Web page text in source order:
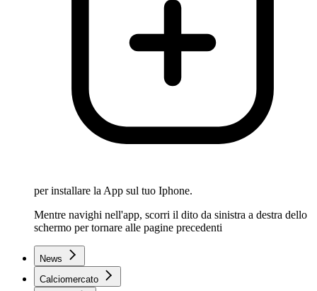
per installare la App sul tuo Iphone.
Mentre navighi nell'app, scorri il dito da sinistra a destra dello
schermo per tornare alle pagine precedenti
News
Calciomercato